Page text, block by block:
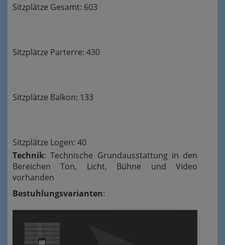
Sitzplätze Gesamt: 603
Sitzplätze Parterre: 430
Sitzplätze Balkon: 133
Sitzplätze Logen: 40
Technik: Technische Grundausstattung in den
Bereichen Ton, Licht, Bühne und Video
vorhanden
Bestuhlungsvarianten: